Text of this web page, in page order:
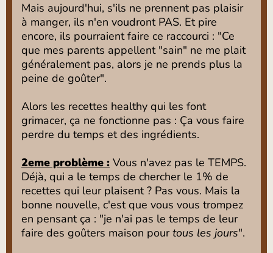
Mais aujourd'hui, s'ils ne prennent pas plaisir
à manger, ils n'en voudront PAS. Et pire
encore, ils pourraient faire ce raccourci : "Ce
que mes parents appellent "sain" ne me plait
généralement pas, alors je ne prends plus la
peine de goûter".
Alors les recettes healthy qui les font
grimacer, ça ne fonctionne pas : Ça vous faire
perdre du temps et des ingrédients.
2eme problème : Vous n'avez pas le TEMPS.
Déjà, qui a le temps de chercher le 1% de
recettes qui leur plaisent ? Pas vous. Mais la
bonne nouvelle, c'est que vous vous trompez
en pensant ça : "je n'ai pas le temps de leur
faire des goûters maison pourtous les jours".